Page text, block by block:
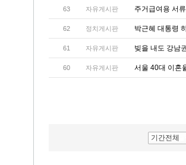
63 자유게시판 주거급여용 서
62 정치게시판 박근혜 대통령
61 자유게시판 빚을 내도 강남
60 자유게시판 서울 40대 이혼
기간전체